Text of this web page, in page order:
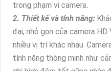
trong phạm vi camera.
2. Thiết kế và tính năng:
đại, nhỏ gọn của camera
nhiều vị trí khác nhau.
tính năng thông minh như